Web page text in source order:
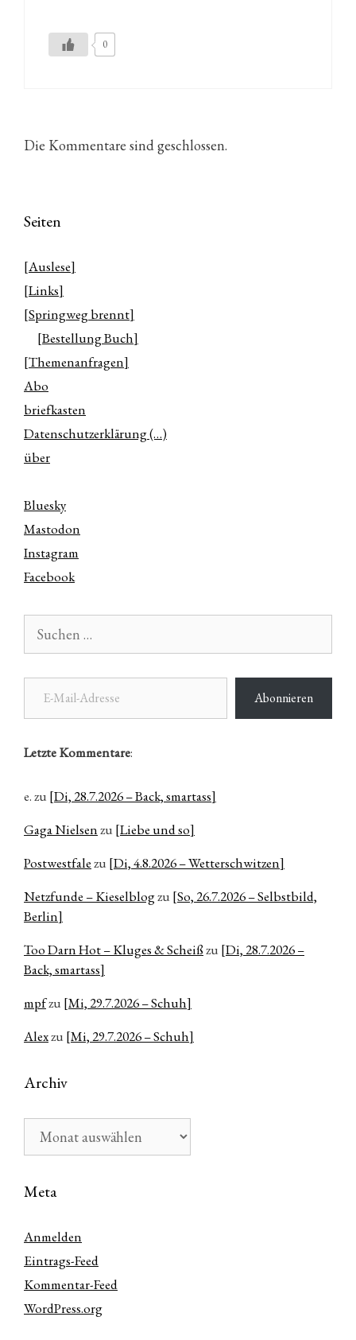
0
Die Kommentare sind geschlossen.
Seiten
[Auslese]
[Links]
[Springweg brennt]
[Bestellung Buch]
[Themenanfragen]
Abo
briefkasten
Datenschutzerklärung (…)
über
Bluesky
Mastodon
Instagram
Facebook
nach:
E-Mail-Adresse
Abonnieren
Letzte Kommentare:
e.zu [Di, 28.7.2026 – Back, smartass]
Gaga Nielsenzu [Liebe und so]
Postwestfalezu [Di, 4.8.2026 – Wetterschwitzen]
Netzfunde – Kieselblogzu [So, 26.7.2026 – Selbstbild,
Berlin]
Too Darn Hot – Kluges & Scheißzu [Di, 28.7.2026 –
Back, smartass]
mpfzu [Mi, 29.7.2026 – Schuh]
Alexzu [Mi, 29.7.2026 – Schuh]
Archiv
Meta
Anmelden
Eintrags-Feed
Kommentar-Feed
WordPress.org